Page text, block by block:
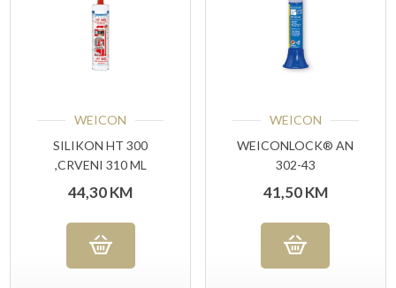
WEICON
SILIKON HT 300
,CRVENI 310 ML
44,30KM
WEICON
WEICONLOCK® AN
302-43
OSIGURAVANJE
VIJAKA 50 ML
41,50KM